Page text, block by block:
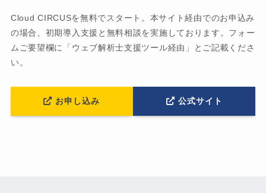
Cloud CIRCUSを無料でスタート。本サイト経由でのお申込み
の場合、初期導入支援と無料相談を実施しております。フォー
ムご要望欄に「ウェブ解析士支援ツール経由」とご記載くださ
い。
お申し込み 公式サイト